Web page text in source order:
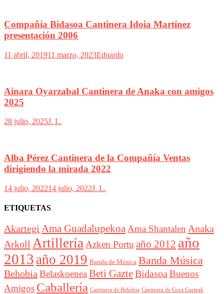
Compañía Bidasoa Cantinera Idoia Martínez
presentación 2006
11 abril, 201911 marzo, 2023Eduardo
Ainara Oyarzabal Cantinera de Anaka con amigos
2025
28 julio, 2025J. L.
Alba Pérez Cantinera de la Compañía Ventas
dirigiendo la mirada 2022
14 julio, 202214 julio, 2022J. L.
ETIQUETAS
Akartegi Ama GuadalupekoaAma Shantalen Anaka
Arkoll ArtilleríaAzken Portu año 2012 año
2013 año 2019 Banda de Música Banda Música
BehobiaBelaskoeneaBeti GazteBidasoaBuenos
Amigos Caballería Cantinera de Behobia Cantinera de Gora Gazteak